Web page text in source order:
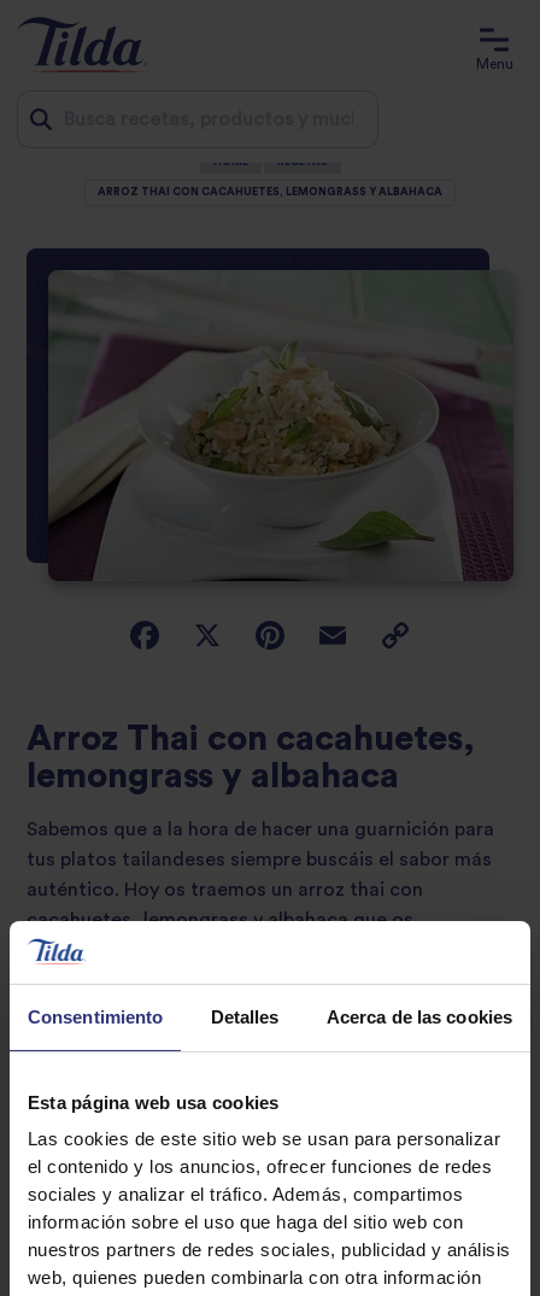
Consentimiento Detalles Acerca de las cookies
Esta página web usa cookies
Las cookies de este sitio web se usan para personalizar
el contenido y los anuncios, ofrecer funciones de redes
sociales y analizar el tráfico. Además, compartimos
información sobre el uso que haga del sitio web con
nuestros partners de redes sociales, publicidad y análisis
web, quienes pueden combinarla con otra información
content
Menu
HOME RECETAS
ARROZ THAI CON CACAHUETES, LEMONGRASS Y ALBAHACA
Arroz Thai con cacahuetes,
lemongrass y albahaca
Sabemos que a la hora de hacer una guarnición para
tus platos tailandeses siempre buscáis el sabor más
auténtico. Hoy os traemos un arroz thai con
cacahuetes, lemongrass y albahaca que os
transportarán a nuestro país solo con su sabor. ¿Nos
acompañáis?
1
star
review
2
star
3
Imprimir Receta